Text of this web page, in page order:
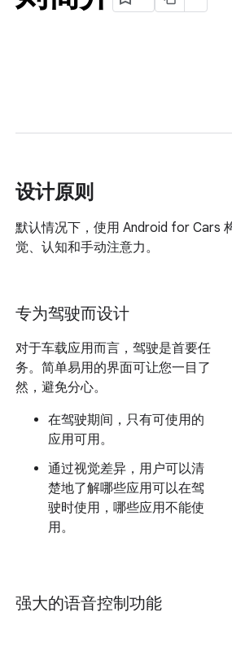
设计原则
默认情况下，使用 Android for Cars
觉、认知和手动注意力。
专为驾驶而设计
对于车载应用而言，驾驶是首要任
务。简单易用的界面可让您一目了
然，避免分心。
在驾驶期间，只有可使用的
应用可用。
通过视觉差异，用户可以清
楚地了解哪些应用可以在驾
驶时使用，哪些应用不能使
用。
强大的语音控制功能